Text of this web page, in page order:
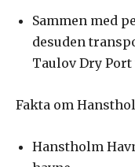
Sammen med
desuden
Taulov Dry
Fakta om
Hanstholm